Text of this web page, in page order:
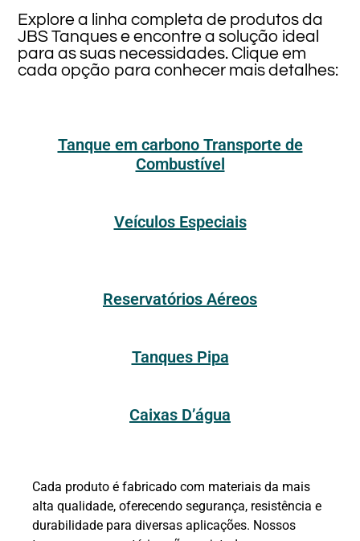
Explore a linha completa de produtos da
JBS Tanques e encontre a solução ideal
para as suas necessidades. Clique em
cada opção para conhecer mais detalhes:
Tanque em carbono Transporte de
Combustível
Veículos Especiais
Reservatórios Aéreos
Tanques Pipa
Caixas D’água
Cada produto é fabricado com materiais da mais
alta qualidade, oferecendo segurança, resistência e
durabilidade para diversas aplicações. Nossos